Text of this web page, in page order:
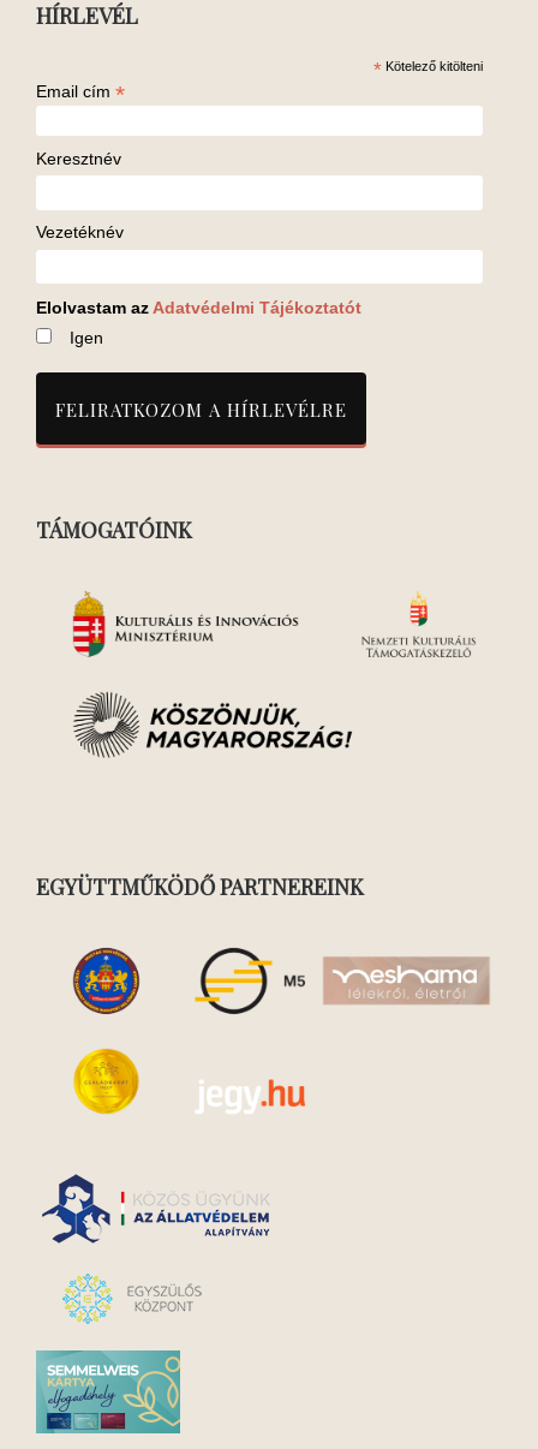
HÍRLEVÉL
* Kötelező kitölteni
Email cím *
Keresztnév
Vezetéknév
Elolvastam az Adatvédelmi Tájékoztatót
Igen
TÁMOGATÓINK
EGYÜTTMŰKÖDŐ PARTNEREINK